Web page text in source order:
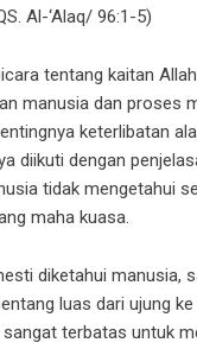
Al-‘Alaq/ 96:1-5)
tentang kaitan
manusia dan proses
keterlibatan
diikuti dengan
tidak mengetahui
maha kuasa.
diketahui manusia,
luas dari ujung ke
terbatas untuk